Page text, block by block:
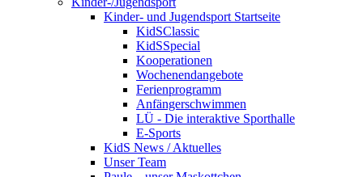
Kinder- und Jugendsport Startseite
KidSClassic
KidSSpecial
Kooperationen
Wochenendangebote
Ferienprogramm
Anfängerschwimmen
LÜ - Die interaktive Sporthalle
E-Sports
KidS News / Aktuelles
Unser Team